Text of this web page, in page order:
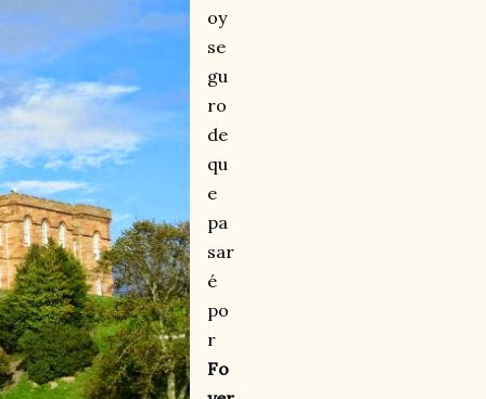
oy
se
gu
ro
de
qu
e
pa
sar
é
po
r
Fo